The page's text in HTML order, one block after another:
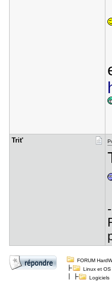
Trit'
FORUM
Linux et OS
Logiciels